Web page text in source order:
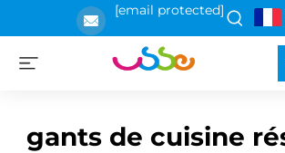
[email protected]
gants de cuisine